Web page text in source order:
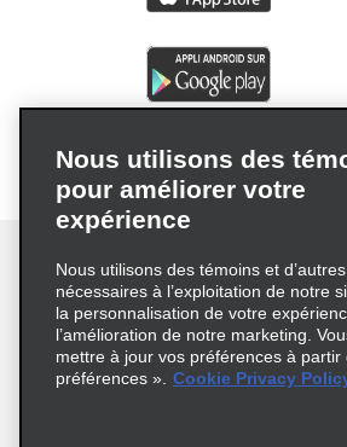
Conditions d’utilisation
Politique de
Politique sur les fichiers
Nous utilisons des
pour améliorer votre
expérience
Nous utilisons des témoins et
nécessaires à l’exploitation de notre
la personnalisation de votre
l’amélioration de notre marketing.
mettre à jour vos préférences à partir
préférences ». Cookie Privacy